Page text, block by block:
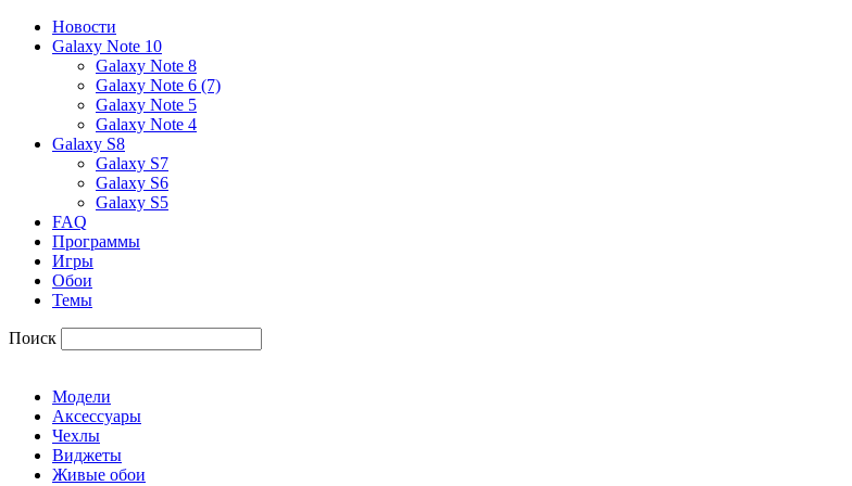
Новости
Galaxy Note 10
Galaxy Note 8
Galaxy Note 6 (7)
Galaxy Note 5
Galaxy Note 4
Galaxy S8
Galaxy S7
Galaxy S6
Galaxy S5
FAQ
Программы
Игры
Обои
Темы
Поиск
Модели
Аксессуары
Чехлы
Виджеты
Живые обои